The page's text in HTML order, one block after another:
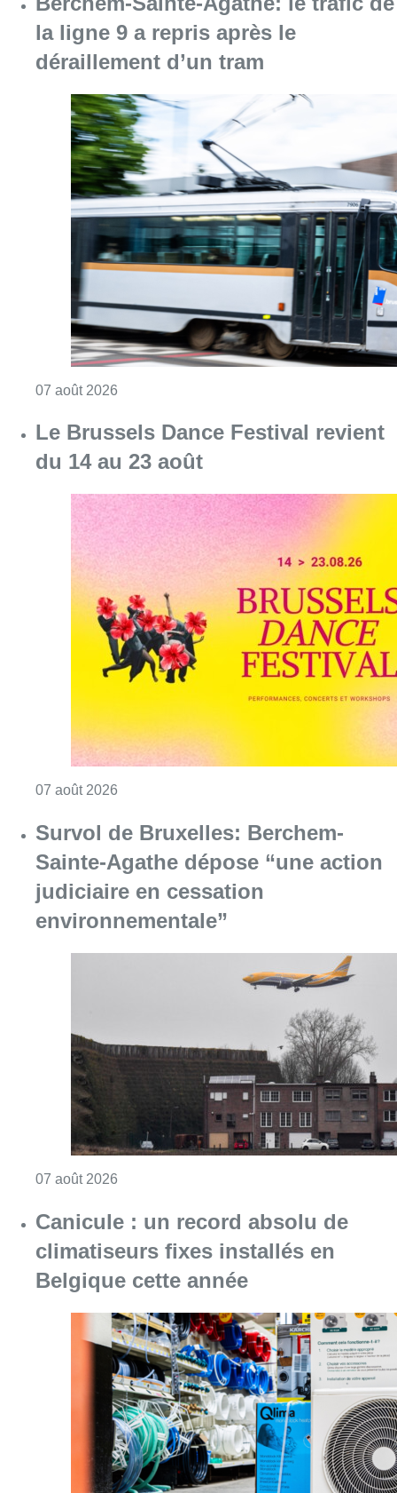
07 août 2026Consulter l'article "Berchem-Sainte-Agathe:
Le Brussels Dance Festival revient
du 14 au 23 août
07 août 2026 Consulter l'article "Le Brussels Dance
Survol de Bruxelles: Berchem-
Sainte-Agathe dépose “une action
judiciaire en cessation
environnementale”
Canicule : un record absolu de
climatiseurs fixes installés en
Belgique cette année
07 août 2026Consulter l'article "Canicule : un record
TwitterWhatsApp
Share
- 12h40